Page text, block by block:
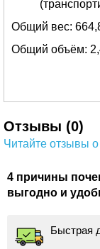
Общий вес:
Общий объём:
Отзывы (0)
Читайте отзывы о
4 причины
выгодно и
Быстрая